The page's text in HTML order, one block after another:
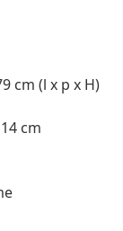
cm (l x p x H)
cm